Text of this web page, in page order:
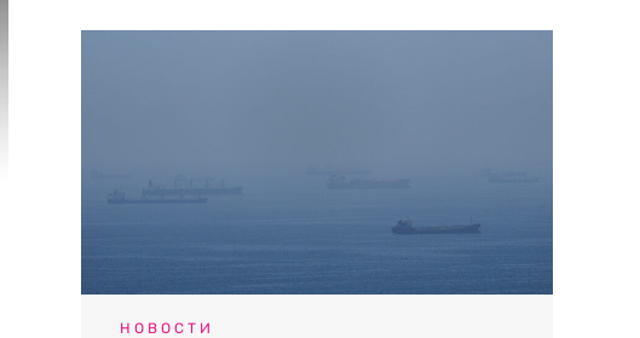
НОВОСТИ